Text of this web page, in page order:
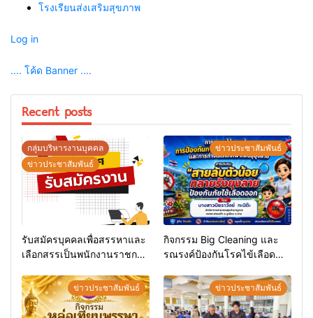
โรงเรียนส่งเสริมสุขภาพ
Log in
.... โค้ด Banner ....
Recent posts
กลุ่มบริหารงานบุคคล
ข่าวประชาสัมพันธ์
รับสมัครบุคคลเพื่อสรรหาและ
เลือกสรรเป็นพนักงานราชการ
ข่าวประชาสัมพันธ์
กิจกรรม Big Cleaning และ
รณรงค์ป้องกันโรคไข้เลือด
ข่าวประชาสัมพันธ์ ข่าวประชาสัมพันธ์